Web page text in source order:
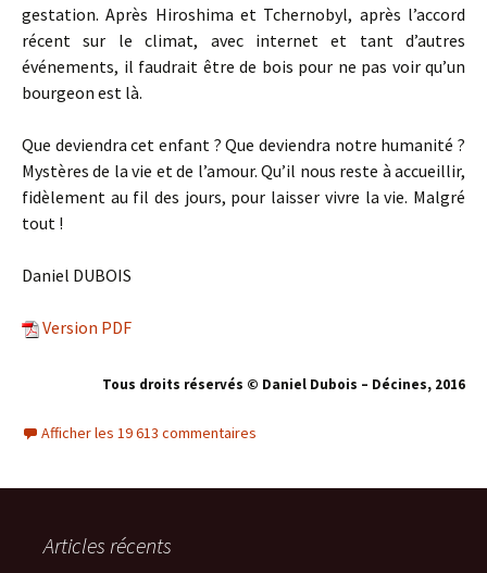
gestation. Après Hiroshima et Tchernobyl, après l’accord
récent sur le climat, avec internet et tant d’autres
événements, il faudrait être de bois pour ne pas voir qu’un
bourgeon est là.
Que deviendra cet enfant ? Que deviendra notre humanité ?
Mystères de la vie et de l’amour. Qu’il nous reste à accueillir,
fidèlement au fil des jours, pour laisser vivre la vie. Malgré
tout !
Daniel DUBOIS
Version PDF
Tous droits réservés © Daniel Dubois – Décines, 2016
Afficher les 19 613 commentaires
Articles récents